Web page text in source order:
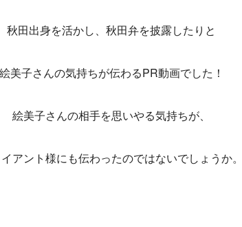
秋田出身を活かし、秋田弁を披露したりと
絵美子さんの気持ちが伝わるPR動画でした！
絵美子さんの相手を思いやる気持ちが、
アント様にも伝わったのではないでしょうか。